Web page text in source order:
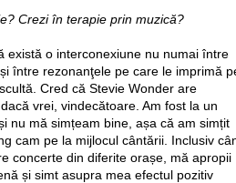
Crezi în terapie prin muzică?
există o interconexiune nu numai între
între rezonanţele pe care le imprimă
Cred că Stevie Wonder are
vrei, vindecătoare. Am fost la un
nu mă simțeam bine, așa că am simțit
cam pe la mijlocul cântării. Inclusiv
concerte din diferite orașe, mă apropii
și simt asupra mea efectul pozitiv